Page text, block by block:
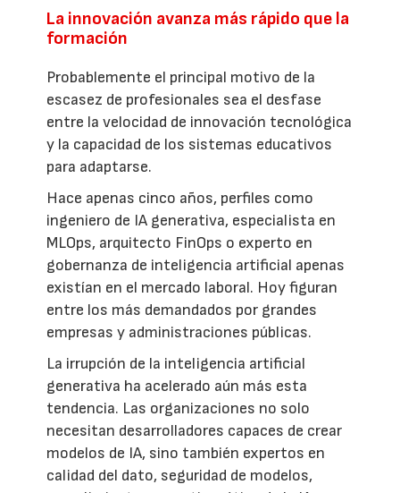
La innovación avanza más rápido que la
formación
Probablemente el principal motivo de la
escasez de profesionales sea el desfase
entre la velocidad de innovación tecnológica
y la capacidad de los sistemas educativos
para adaptarse.
Hace apenas cinco años, perfiles como
ingeniero de IA generativa, especialista en
MLOps, arquitecto FinOps o experto en
gobernanza de inteligencia artificial apenas
existían en el mercado laboral. Hoy figuran
entre los más demandados por grandes
empresas y administraciones públicas.
La irrupción de la inteligencia artificial
generativa ha acelerado aún más esta
tendencia. Las organizaciones no solo
necesitan desarrolladores capaces de crear
modelos de IA, sino también expertos en
calidad del dato, seguridad de modelos,